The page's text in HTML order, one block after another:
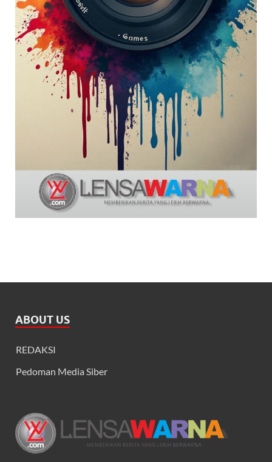
ABOUT US
REDAKSI
Pedoman Media Siber